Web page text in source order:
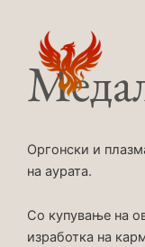
content
Оргонски и
на аурата.
Со купување на
изработка на